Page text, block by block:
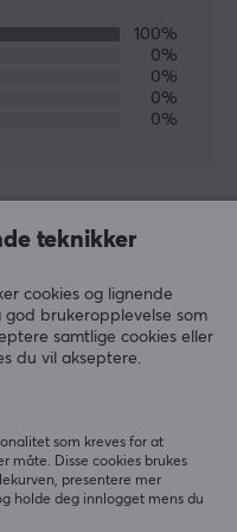
100%
0%
0%
0%
0%
tastatur totalt
dette er enda
teknikker
cookies og lignende
god brukeropplevelse som
samtlige cookies eller
du vil akseptere.
som kreves for at
måte. Disse cookies brukes
presentere mer
holde deg innlogget mens du